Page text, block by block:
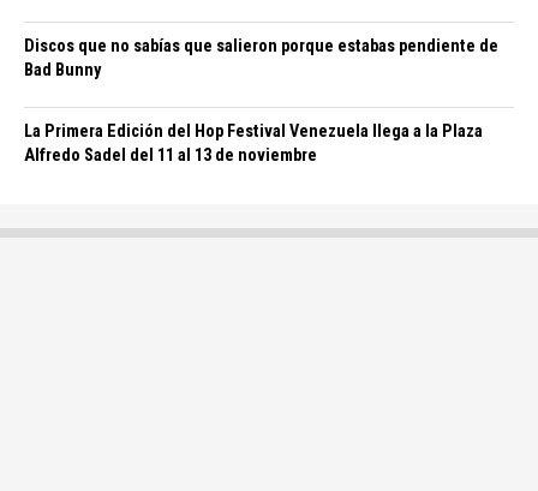
Discos que no sabías que salieron porque estabas pendiente de
Bad Bunny
La Primera Edición del Hop Festival Venezuela llega a la Plaza
Alfredo Sadel del 11 al 13 de noviembre